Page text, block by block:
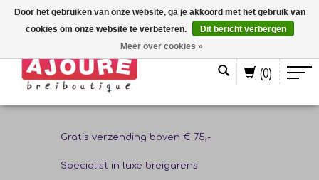
(0)
Gratis verzending boven € 75,-
Specialist in luxe breigarens
Door het gebruiken van onze website, ga je akkoord met het gebruik van
cookies om onze website te verbeteren.
Dit bericht verbergen
Meer over cookies »